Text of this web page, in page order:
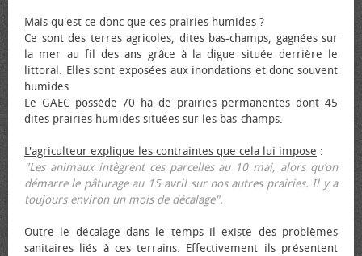
Mais qu'est ce donc que ces prairies humides ?
Ce sont des terres agricoles, dites bas-champs, gagnées sur
la mer au fil des ans grâce à la digue située derrière le
littoral. Elles sont exposées aux inondations et donc souvent
humides.
Le GAEC possède 70 ha de prairies permanentes dont 45
dites prairies humides situées sur les bas-champs.
L'agriculteur explique les contraintes que cela lui impose :
"Les animaux intègrent ces parcelles au 10 mai, alors qu’on
démarre le pâturage au 15 avril sur nos autres prairies. Il y a
toujours environ un mois de décalage".
Outre le décalage dans le temps il existe des problèmes
sanitaires liés à ces terrains. Effectivement ils présentent